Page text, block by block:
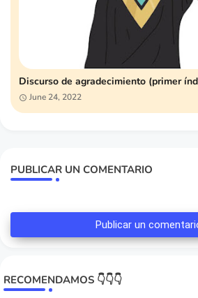
June 24, 2022
PUBLICAR UN COMENTARIO
Publicar un
RECOMENDAMOS 👇👇👇